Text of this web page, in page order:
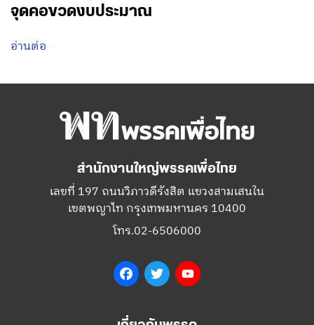
จุดคอขวดงบประมาณ
อ่านต่อ
สำนักงานใหญ่พรรคเพื่อไทย
เลขที่ 197 ถนนวิภาวดีรังสิต แขวงสามเสนใน
เขตพญาไท กรุงเทพมหานคร 10400
โทร.02-6506000
FacebookTwitter